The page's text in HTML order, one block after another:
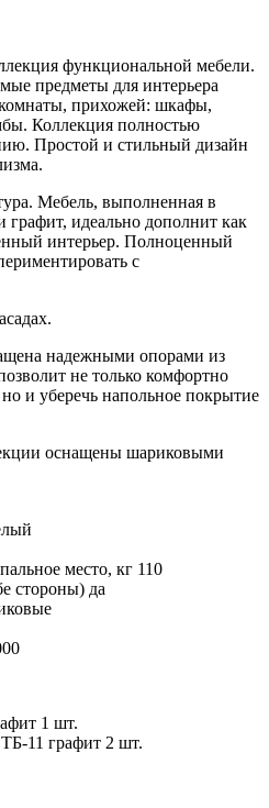
функциональной мебели.
предметы для интерьера
прихожей: шкафы,
Коллекция полностью
Простой и стильный дизайн
Мебель, выполненная в
идеально дополнит как
интерьер. Полноценный
с
надежными опорами из
не только комфортно
и уберечь напольное покрытие
оснащены шариковыми
место, кг 110
стороны) да
1 шт.
11 графит 2 шт.